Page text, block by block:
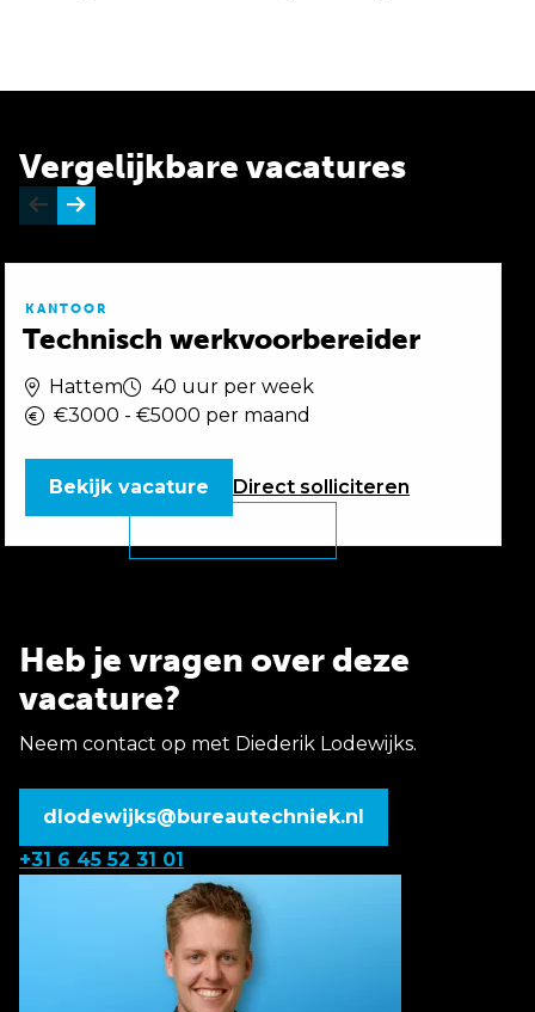
Vergelijkbare vacatures
KANTOOR
Technisch werkvoorbereider
Hattem
40 uur per week
€3000 - €5000 per maand
Direct solliciteren
Bekijk vacature
Heb je vragen over deze
vacature?
Neem contact op met Diederik Lodewijks.
dlodewijks@bureautechniek.nl
+31 6 45 52 31 01